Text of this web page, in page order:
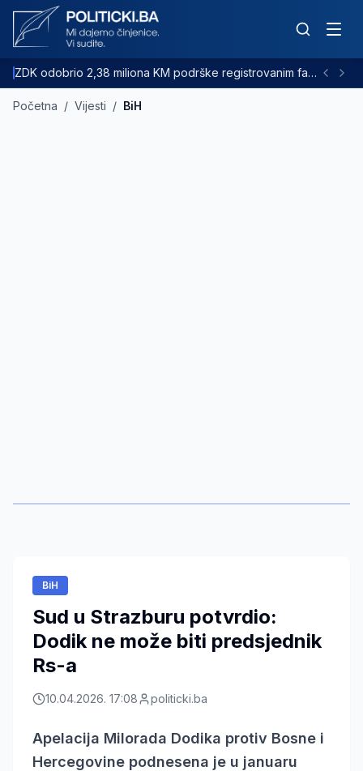
ZDK odobrio 2,38 miliona KM podrške registrovanim farmama goveda
Početna / Vijesti / BiH
BiH
Sud u Strazburu potvrdio:
Dodik ne može biti predsjednik
Rs-a
10.04.2026. 17:08 politicki.ba
Apelacija Milorada Dodika protiv Bosne i
Hercegovine podnesena je u januaru